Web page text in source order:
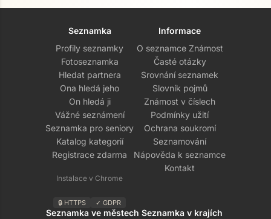
Seznamka
Profily seznamky
Fotoseznamka
Hledat partnera
Ona hledá jeho
On hledá ji
Vážné seznámení
Seznamka pro seniory
Katalog kategorií
Registrace zdarma
Instalace v Chrome
🔒 HTTPS ✓ GDPR
Informace
O seznamce Známost
Časté otázky
Srovnání seznamek
Slovník pojmů
Známost v číslech
Podmínky užití
Ochrana soukromí
Seznamování
Nápověda k seznamce
Kontakt
Seznamka ve městech Seznamka v krajích